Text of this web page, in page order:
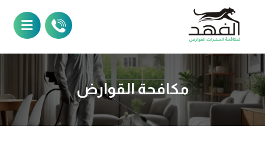
مكافحة القوارض